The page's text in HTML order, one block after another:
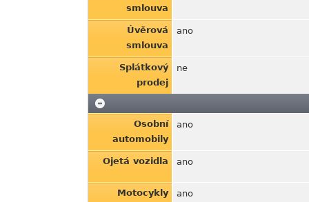
smlouva
Úvěrová
smlouva
ano
Splátkový
prodej
ne
Osobní
automobily
ano
Ojetá vozidla ano
Motocykly ano